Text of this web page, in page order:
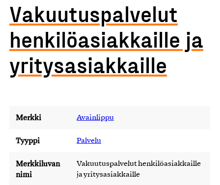
Vakuutuspalvelut
henkilöasiakkaille ja
yritysasiakkaille
Merkki Avainlippu
Tyyppi Palvelu
Merkkiluvan
nimi
Vakuutuspalvelut henkilöasiakkaille
ja yritysasiakkaille